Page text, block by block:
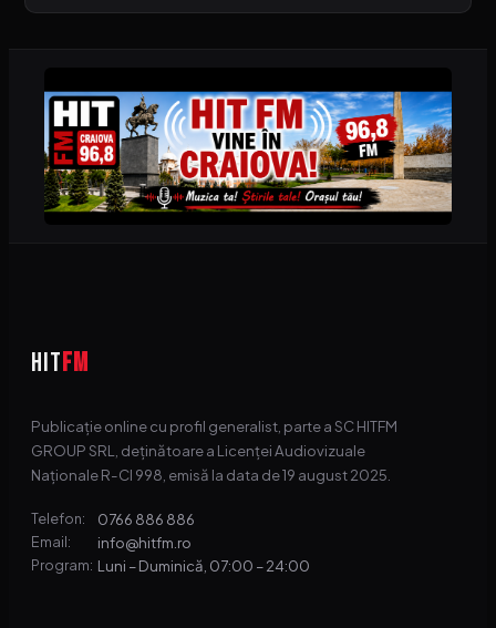
HITFM
Publicație online cu profil generalist, parte a SC HITFM
GROUP SRL, deținătoare a Licenței Audiovizuale
Naționale R-CI 998, emisă la data de 19 august 2025.
Telefon: 0766 886 886
Email: info@hitfm.ro
Program: Luni – Duminică, 07:00 – 24:00